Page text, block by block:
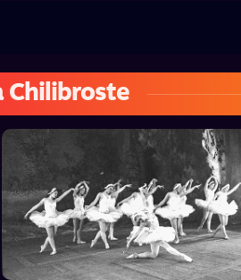
Chilibroste